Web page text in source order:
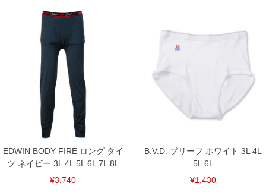
EDWIN BODY FIRE ロング タイ
ツ ネイビー 3L 4L 5L 6L 7L 8L
¥3,740
B.V.D. ブリーフ ホワイト 3L 4L
5L 6L
¥1,430